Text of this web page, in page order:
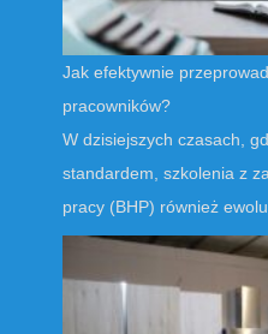
Jak efektywnie
pracowników?
W dzisiejszych czasach,
standardem, szkolenia z
pracy (BHP) również